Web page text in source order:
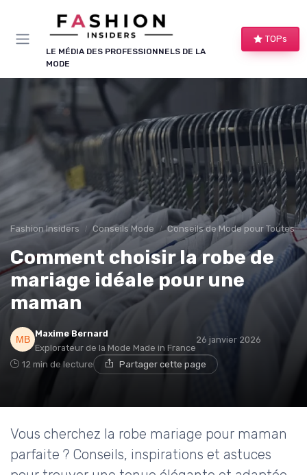
LE MÉDIA DES PROFESSIONNELS DE LA
MODE
TOPs
Fashion Insiders Conseils Mode Conseils de Mode pour Toutes
Comment choisir la robe de
mariage idéale pour une
maman
Maxime Bernard
Explorateur de la Mode Made in France
26 janvier 2026
12 min de lecture Partager cette page
Vous cherchez la robe mariage pour maman
parfaite ? Conseils, inspirations et astuces